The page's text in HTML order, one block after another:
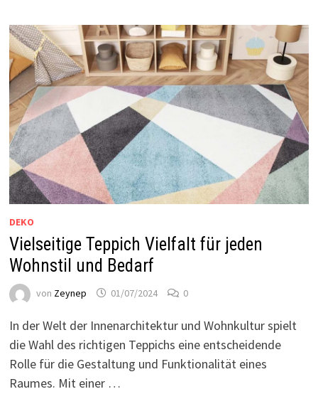
DEKO
Vielseitige Teppich Vielfalt für jeden
Wohnstil und Bedarf
von Zeynep 01/07/2024 0
In der Welt der Innenarchitektur und Wohnkultur spielt
die Wahl des richtigen Teppichs eine entscheidende
Rolle für die Gestaltung und Funktionalität eines
Raumes. Mit einer …